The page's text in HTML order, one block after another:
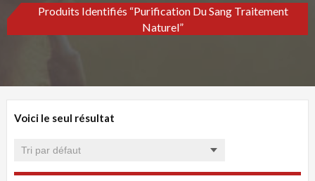
Produits Identifiés “Purification Du Sang Traitement
Naturel”
Voici le seul résultat